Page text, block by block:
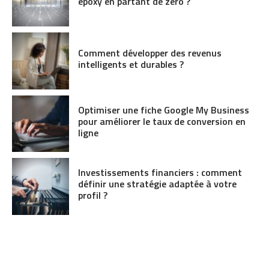
Comment développer des revenus
intelligents et durables ?
Optimiser une fiche Google My Business
pour améliorer le taux de conversion en
ligne
Investissements financiers : comment
définir une stratégie adaptée à votre
profil ?